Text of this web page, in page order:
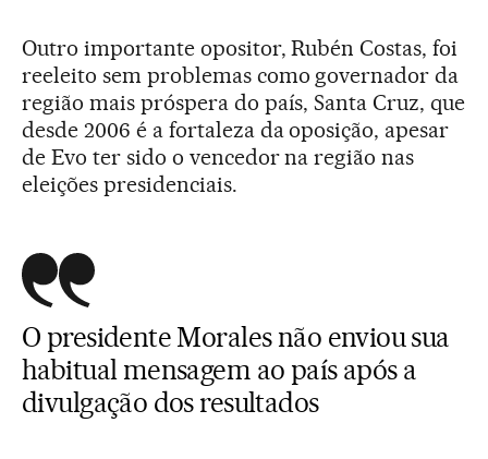
Outro importante opositor, Rubén Costas, foi
reeleito sem problemas como governador da
região mais próspera do país, Santa Cruz, que
desde 2006 é a fortaleza da oposição, apesar
de Evo ter sido o vencedor na região nas
eleições presidenciais.
O presidente Morales não enviou sua
habitual mensagem ao país após a
divulgação dos resultados